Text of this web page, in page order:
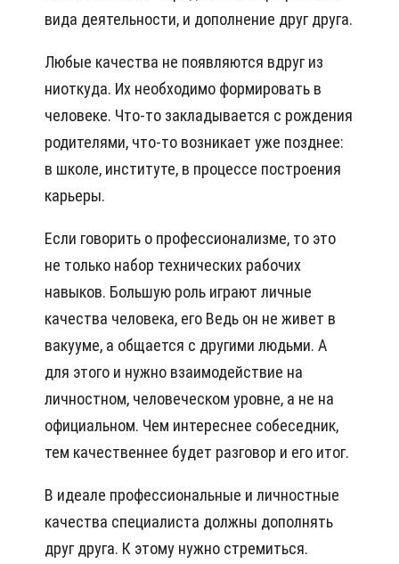
вида деятельности, и дополнение друг друга.
Любые качества не появляются вдруг из
ниоткуда. Их необходимо формировать в
человеке. Что-то закладывается с рождения
родителями, что-то возникает уже позднее:
в школе, институте, в процессе построения
карьеры.
Если говорить о профессионализме, то это
не только набор технических рабочих
навыков. Большую роль играют личные
качества человека, его Ведь он не живет в
вакууме, а общается с другими людьми. А
для этого и нужно взаимодействие на
личностном, человеческом уровне, а не на
официальном. Чем интереснее собеседник,
тем качественнее будет разговор и его итог.
В идеале профессиональные и личностные
качества специалиста должны дополнять
друг друга. К этому нужно стремиться.